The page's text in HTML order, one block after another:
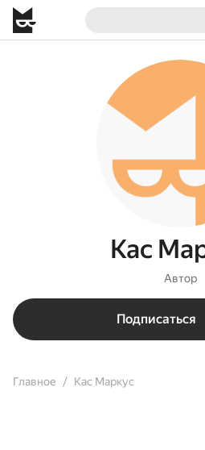
Кас
Автор
Подписаться
Главное Кас Маркус